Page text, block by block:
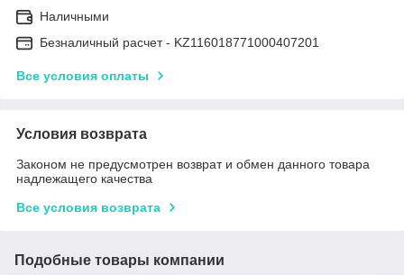
Наличными
Безналичный расчет - KZ116018771000407201
Все условия оплаты
Условия возврата
Законом не предусмотрен возврат и обмен данного товара
надлежащего качества
Все условия возврата
Подобные товары компании